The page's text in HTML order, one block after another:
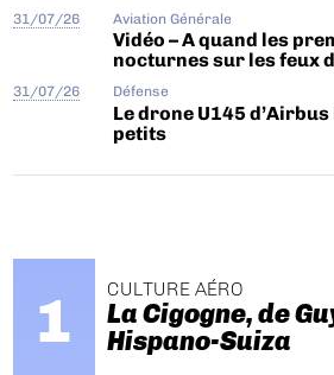
31/07/26 Aviation Générale
Vidéo – A quand les
nocturnes sur les feux
31/07/26 Défense
Le drone U145
petits
CULTURE AÉRO
La Cigogne, de
Hispano-Suiza